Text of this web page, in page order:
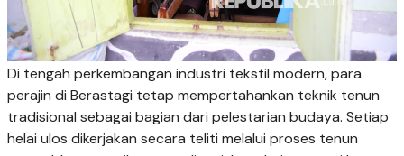
Di tengah perkembangan industri tekstil modern, para
perajin di Berastagi tetap mempertahankan teknik tenun
tradisional sebagai bagian dari pelestarian budaya. Setiap
helai ulos dikerjakan secara teliti melalui proses tenun